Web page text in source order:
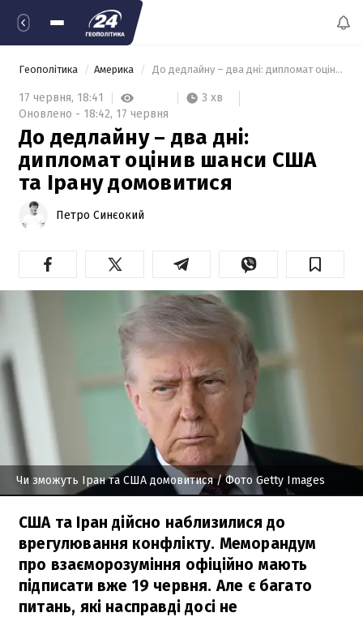
Геополітика Америка До дедлайну – два дні: дипломат оцінив шанси США та Ірану домовитися
17 червня, 18:41
3 хв
Оновлено - 18:42, 17 червня
До дедлайну – два дні:
дипломат оцінив шанси США
та Ірану домовитися
Петро Синєокий
Чи зможуть Іран та США домовитися/ Фото Getty Images
США та Іран дійсно наблизилися до
врегулювання конфлікту. Меморандум
про взаєморозуміння офіційно мають
підписати вже 19 червня. Але є багато
питань, які насправді досі не